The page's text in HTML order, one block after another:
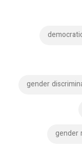
gender
gender